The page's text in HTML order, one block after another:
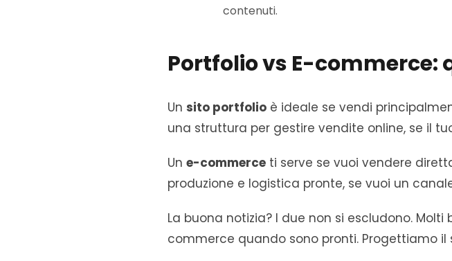
contenuti.
Portfolio vs E-commerce:
Un sito portfolio è ideale se vendi
una struttura per gestire vendite online, se il
Un e-commerce ti serve se vuoi vendere
produzione e logistica pronte, se vuoi un
La buona notizia? I due non si escludono.
commerce quando sono pronti. Progettiamo il